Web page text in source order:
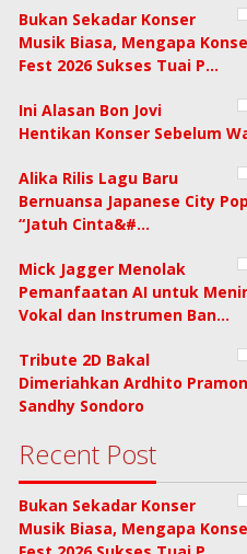
Bukan Sekadar Konser
Musik Biasa, Mengapa
Fest 2026 Sukses Tuai P…
Ini Alasan Bon Jovi
Hentikan Konser Sebelum
Alika Rilis Lagu Baru
Bernuansa Japanese City
“Jatuh Cinta&#…
Mick Jagger Menolak
Pemanfaatan AI untuk
Vokal dan Instrumen Ban…
Tribute 2D Bakal
Dimeriahkan Ardhito
Sandhy Sondoro
Recent Post
Bukan Sekadar Konser
Musik Biasa, Mengapa